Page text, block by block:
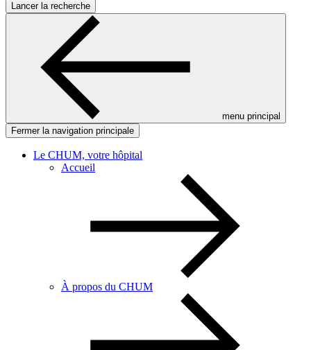
Lancer la recherche
menu principal
Fermer la navigation principale
Le CHUM, votre hôpital
Accueil
À propos du CHUM